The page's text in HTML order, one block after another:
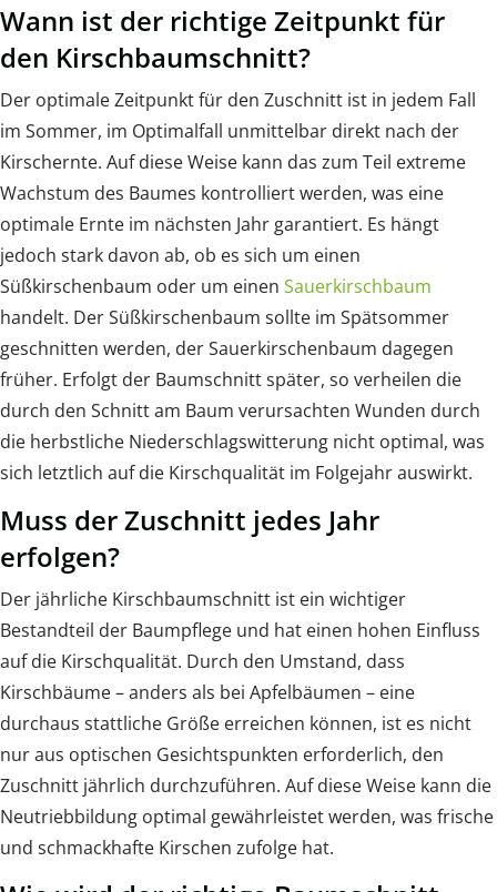
Wann ist der richtige Zeitpunkt für
den Kirschbaumschnitt?
Der optimale Zeitpunkt für den Zuschnitt ist in jedem Fall
im Sommer, im Optimalfall unmittelbar direkt nach der
Kirschernte. Auf diese Weise kann das zum Teil extreme
Wachstum des Baumes kontrolliert werden, was eine
optimale Ernte im nächsten Jahr garantiert. Es hängt
jedoch stark davon ab, ob es sich um einen
Süßkirschenbaum oder um einen Sauerkirschbaum
handelt. Der Süßkirschenbaum sollte im Spätsommer
geschnitten werden, der Sauerkirschenbaum dagegen
früher. Erfolgt der Baumschnitt später, so verheilen die
durch den Schnitt am Baum verursachten Wunden durch
die herbstliche Niederschlagswitterung nicht optimal, was
sich letztlich auf die Kirschqualität im Folgejahr auswirkt.
Muss der Zuschnitt jedes Jahr
erfolgen?
Der jährliche Kirschbaumschnitt ist ein wichtiger
Bestandteil der Baumpflege und hat einen hohen Einfluss
auf die Kirschqualität. Durch den Umstand, dass
Kirschbäume – anders als bei Apfelbäumen – eine
durchaus stattliche Größe erreichen können, ist es nicht
nur aus optischen Gesichtspunkten erforderlich, den
Zuschnitt jährlich durchzuführen. Auf diese Weise kann die
Neutriebbildung optimal gewährleistet werden, was frische
und schmackhafte Kirschen zufolge hat.